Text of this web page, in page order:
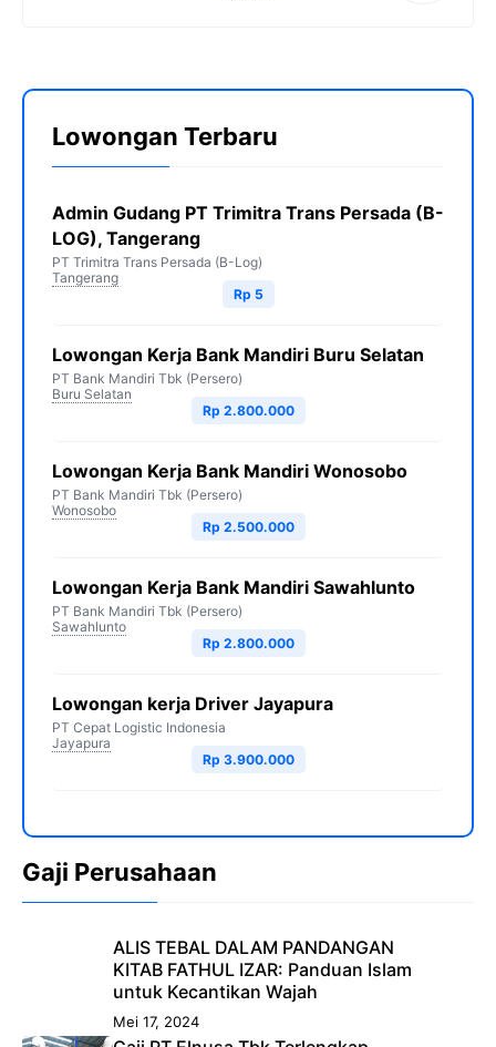
Lowongan Terbaru
Admin Gudang PT Trimitra Trans Persada (B-
LOG), Tangerang
PT Trimitra Trans Persada (B-Log)
Tangerang
Rp 5
Lowongan Kerja Bank Mandiri Buru Selatan
PT Bank Mandiri Tbk (Persero)
Buru Selatan
Rp 2.800.000
Lowongan Kerja Bank Mandiri Wonosobo
PT Bank Mandiri Tbk (Persero)
Wonosobo
Rp 2.500.000
Lowongan Kerja Bank Mandiri Sawahlunto
PT Bank Mandiri Tbk (Persero)
Sawahlunto
Rp 2.800.000
Lowongan kerja Driver Jayapura
PT Cepat Logistic Indonesia
Jayapura
Rp 3.900.000
Gaji Perusahaan
ALIS TEBAL DALAM PANDANGAN
KITAB FATHUL IZAR: Panduan Islam
untuk Kecantikan Wajah
Mei 17, 2024